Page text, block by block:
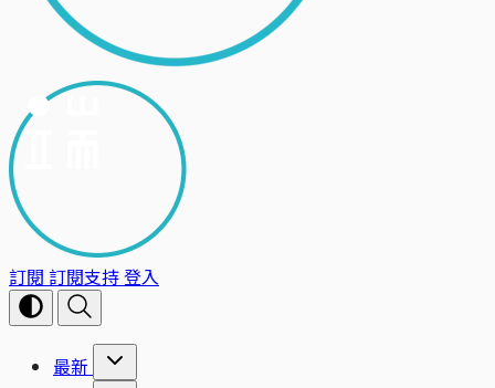
訂閱 訂閱支持登入
最新